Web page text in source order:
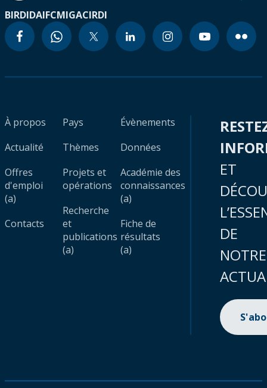
BIRDIDAIFCMIGACIRDI
À propos
Actualité
Offres
d'emploi
(a)
Contacts
Pays
Thèmes
Projets et
opérations
Recherche
et
publications
(a)
Évènements
Données
Académie des
connaissances
(a)
Fiche de
résultats
(a)
ET
DE
NOTRE